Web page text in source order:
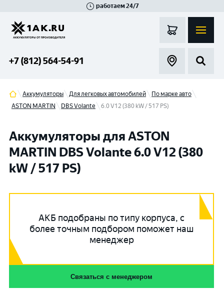
работаем 24/7
+7 (812) 564-54-91
Аккумуляторы Для легковых автомобилей
По марке авто
ASTON MARTIN
DBS Volante 6.0 V12 (380 kW / 517 PS)
Аккумуляторы для ASTON
MARTIN DBS Volante 6.0 V12 (380
kW / 517 PS)
АКБ подобраны по типу корпуса, с
более точным подбором поможет наш
менеджер
Связаться с менеджером
Гатчина